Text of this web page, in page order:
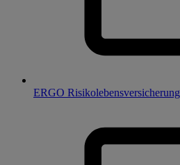
ERGO Risikolebensversicherung